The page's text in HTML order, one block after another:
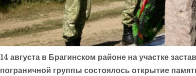
14 августа в Брагинском районе на участке
пограничной группы состоялось открытие